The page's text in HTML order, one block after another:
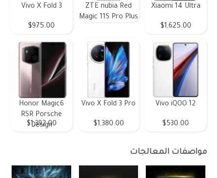
Xiaomi 14 Ultra
$1,625.00
ZTE nubia Red
Magic 11S Pro Plus
Vivo X Fold 3
$975.00
Vivo iQOO 12
$530.00
Vivo X Fold 3 Pro
$1,380.00
Honor Magic6
RSR Porsche
Design
$1,392.00
مواصفات المعالجات